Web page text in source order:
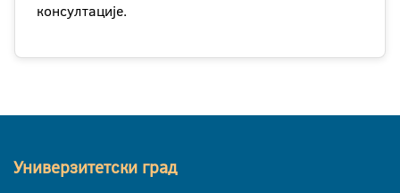
консултације.
Универзитетски град